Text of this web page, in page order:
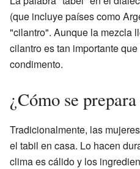
(que incluye países como
"cilantro". Aunque la mezcla
cilantro es tan importante
condimento.
¿Cómo se
Tradicionalmente, las
el tabil en casa. Lo hacen
clima es cálido y los